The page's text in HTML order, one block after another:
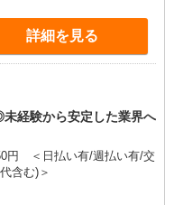
詳細を見る
経験から安定した業界へ
円 ＜日払い有/週払い有/交
含む)＞